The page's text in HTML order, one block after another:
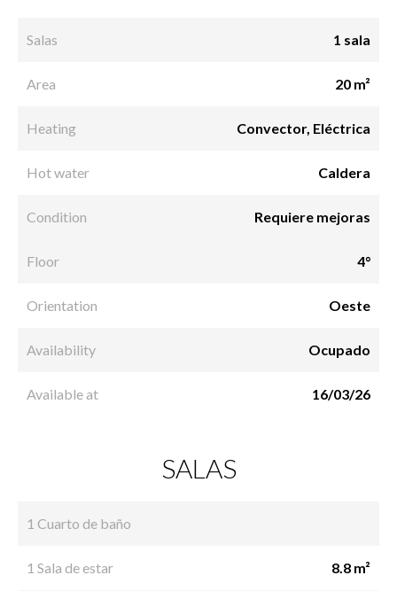
Salas 1 sala
Area 20 m²
Heating Convector, Eléctrica
Hot water Caldera
Condition Requiere mejoras
Floor 4°
Orientation Oeste
Availability Ocupado
Available at 16/03/26
SALAS
1 Cuarto de baño
1 Sala de estar 8.8 m²